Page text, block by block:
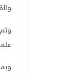
علما